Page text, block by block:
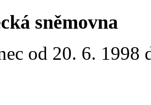
sněmovna
od 20. 6. 1998